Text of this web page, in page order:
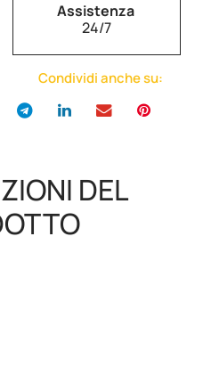
Assistenza
24/7
Condividi anche su:
DEL